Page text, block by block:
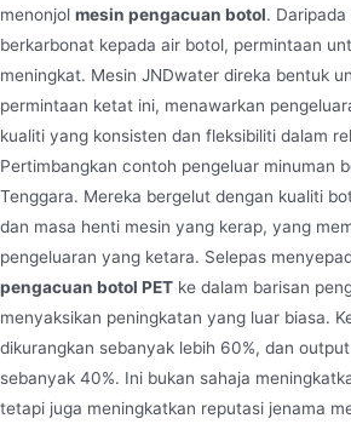
menonjol mesin pengacuan botol.
berkarbonat kepada air botol, permintaan
meningkat. Mesin JNDwater direka bentuk
permintaan ketat ini, menawarkan
kualiti yang konsisten dan fleksibiliti dalam
Pertimbangkan contoh pengeluar minuman
Tenggara. Mereka bergelut dengan kualiti
dan masa henti mesin yang kerap, yang
pengeluaran yang ketara. Selepas
pengacuan botol PET ke dalam barisan
menyaksikan peningkatan yang luar biasa.
dikurangkan sebanyak lebih 60%, dan
sebanyak 40%. Ini bukan sahaja
tetapi juga meningkatkan reputasi jenama